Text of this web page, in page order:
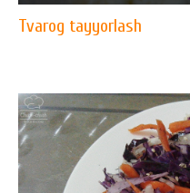
Tvarog tayyorlash